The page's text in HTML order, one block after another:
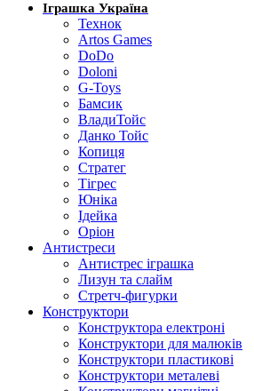
Іграшка Україна
Технок
Artos Games
DoDo
Doloni
G-Toys
Бамсик
ВладиТойс
Данко Тойс
Копиця
Стратег
Тігрес
Юніка
Ідейка
Оріон
Антистреси
Антистрес іграшка
Лизун та слайм
Стретч-фигурки
Конструктори
Конструктора електроні
Конструктори для малюків
Конструктори пластикові
Конструктори металеві